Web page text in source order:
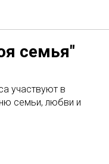
семья"
участвуют в
семьи, любви и